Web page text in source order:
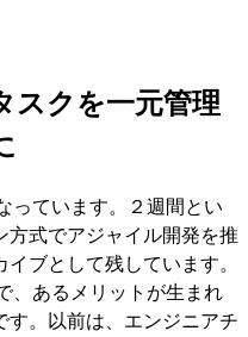
スクを一元管理
っています。２週間とい
方式でアジャイル開発を推
ブとして残しています。
、あるメリットが生まれ
す。以前は、エンジニアチ